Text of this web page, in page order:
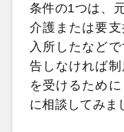
条件の1つは、
介護または要
入所したなど
告しなければ
を受けるため
に相談してみま